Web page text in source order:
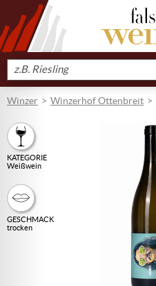
Produkt
suchen
Winzer Winzerhof Ottenbreit
KATEGORIE
Weißwein
GESCHMACK
trocken